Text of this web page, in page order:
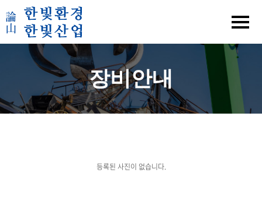
장비안내
등록된 사진이 없습니다.